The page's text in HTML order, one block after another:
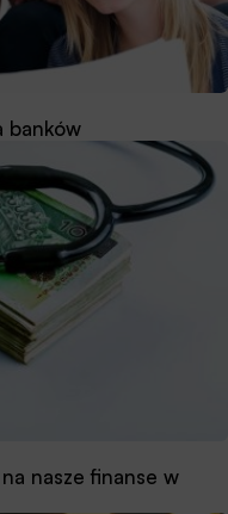
banków
nasze finanse w